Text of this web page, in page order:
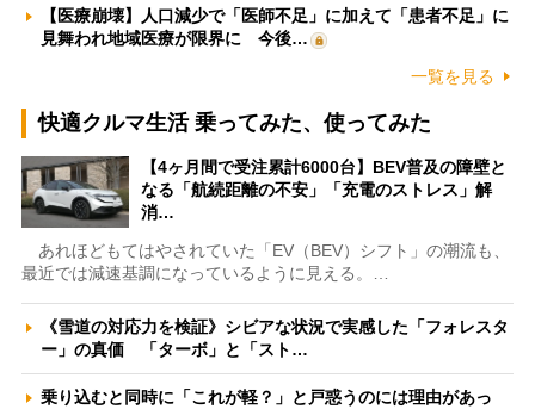
【医療崩壊】人口減少で「医師不足」に加えて「患者不足」に
見舞われ地域医療が限界に 今後…
一覧を見る
快適クルマ生活 乗ってみた、使ってみた
【4ヶ月間で受注累計6000台】BEV普及の障壁と
なる「航続距離の不安」「充電のストレス」解
消…
あれほどもてはやされていた「EV（BEV）シフト」の潮流も、
最近では減速基調になっているように見える。…
《雪道の対応力を検証》シビアな状況で実感した「フォレスタ
ー」の真価 「ターボ」と「スト…
乗り込むと同時に「これが軽？」と戸惑うのには理由があっ